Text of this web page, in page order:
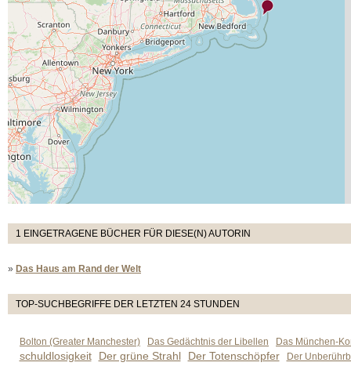
1 EINGETRAGENE BÜCHER FÜR DIESE(N) AUTORIN
» Das Haus am Rand der Welt
TOP-SUCHBEGRIFFE DER LETZTEN 24 STUNDEN
Bolton (Greater Manchester) Das Gedächtnis der Libellen Das München-
schuldlosigkeit Der grüne Strahl Der Totenschöpfer
Der